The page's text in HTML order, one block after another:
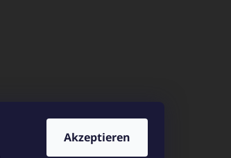
Akzeptieren
UNICATOshop.de